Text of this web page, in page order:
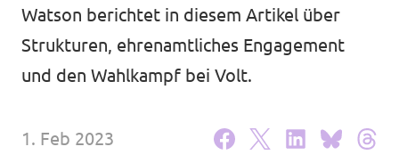
Neuigkeiten
Watson berichtet in diesem Artikel über
Strukturen, ehrenamtliches Engagement
und den Wahlkampf bei Volt.
1. Feb 2023